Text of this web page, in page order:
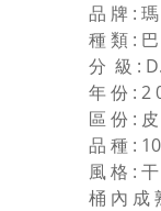
品 牌 :
種 類 :
分 級 :
年 份 : 2
區 份 :
品 種 :
風 格 :
桶 內 成